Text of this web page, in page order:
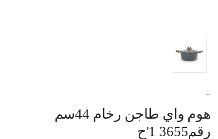
--
هوم واي طاجن رخام 44سم
رقم3655 1'ح